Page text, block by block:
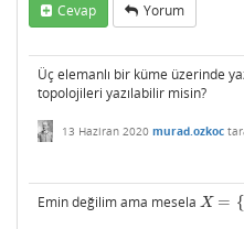
Cevap Yorum
Üç elemanlı bir küme üzerinde
topolojileri yazılabilir misin?
13 Haziran 2020 murad.ozkoc
Emin değilim ama mesela X = {
X= {1, 2,